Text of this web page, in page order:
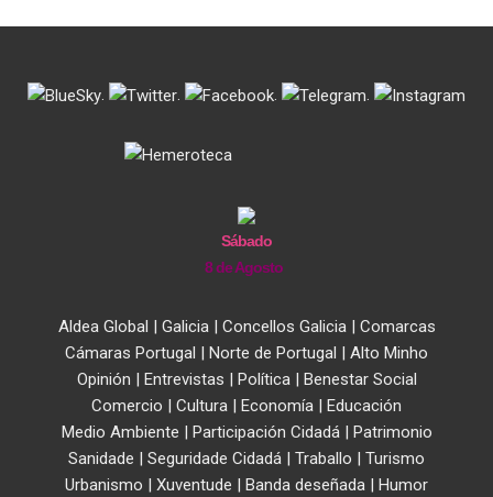
. . . .
Sábado
8 de Agosto
Aldea Global | Galicia| Concellos Galicia| Comarcas
Cámaras Portugal | Norte de Portugal | Alto Minho
Opinión | Entrevistas | Política| Benestar Social
Comercio | Cultura | Economía | Educación
Medio Ambiente | Participación Cidadá| Patrimonio
Sanidade | Seguridade Cidadá | Traballo | Turismo
Urbanismo | Xuventude | Banda deseñada | Humor